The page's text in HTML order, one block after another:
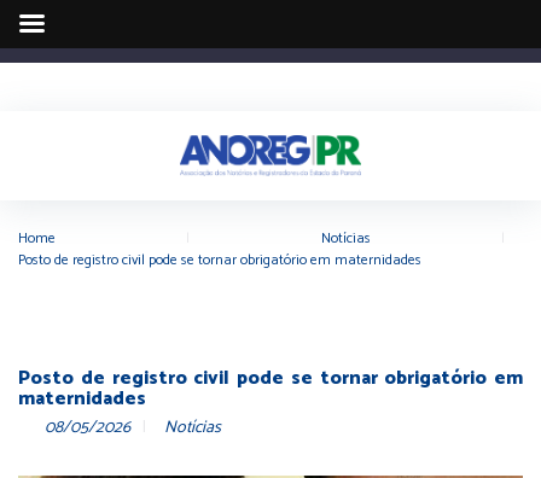
Home Notícias
Posto de registro civil pode se tornar obrigatório em maternidades
Posto de registro civil pode se tornar obrigatório em
maternidades
08/05/2026 Notícias